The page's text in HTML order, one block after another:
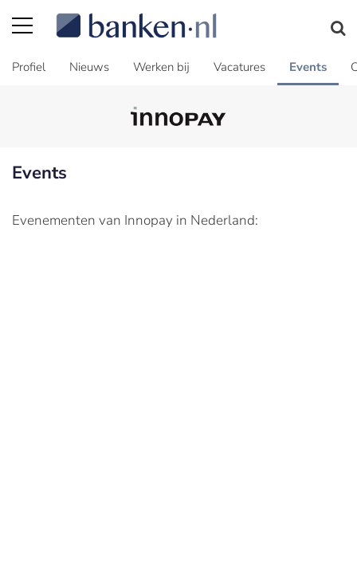
Profiel Nieuws Werken bij Vacatures Events
Events
Evenementen van Innopay in Nederland: